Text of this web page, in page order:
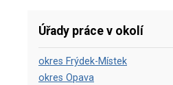
Úřady práce v okolí
okres Frýdek-Místek
okres Opava